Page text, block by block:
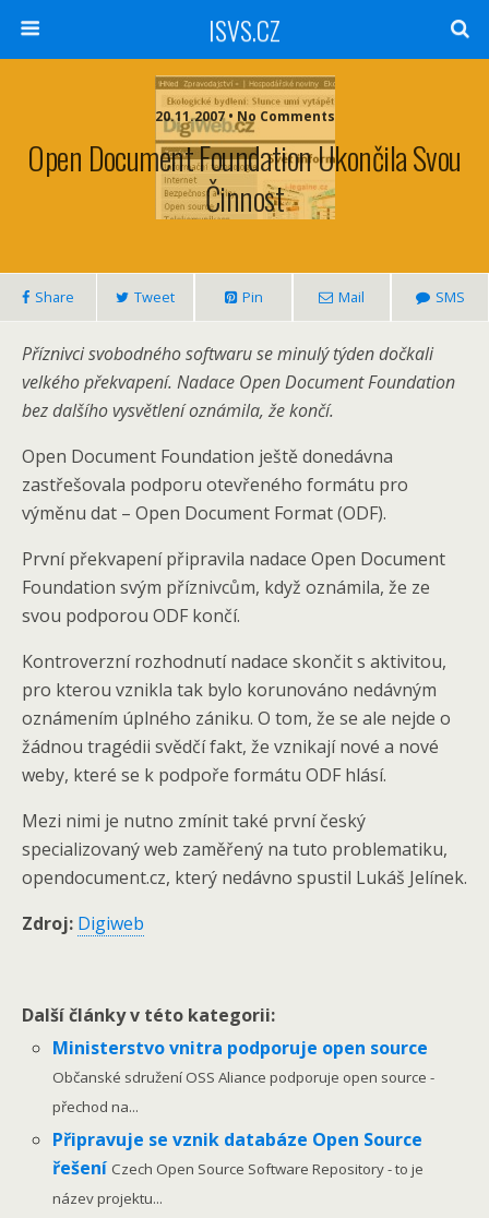
ISVS.CZ
20.11.2007 • No Comments
Open Document Foundation Ukončila Svou
Činnost
Share Tweet Pin Mail SMS
Příznivci svobodného softwaru se minulý týden dočkali
velkého překvapení. Nadace Open Document Foundation
bez dalšího vysvětlení oznámila, že končí.
Open Document Foundation ještě donedávna
zastřešovala podporu otevřeného formátu pro
výměnu dat – Open Document Format (ODF).
První překvapení připravila nadace Open Document
Foundation svým příznivcům, když oznámila, že ze
svou podporou ODF končí.
Kontroverzní rozhodnutí nadace skončit s aktivitou,
pro kterou vznikla tak bylo korunováno nedávným
oznámením úplného zániku. O tom, že se ale nejde o
žádnou tragédii svědčí fakt, že vznikají nové a nové
weby, které se k podpoře formátu ODF hlásí.
Mezi nimi je nutno zmínit také první český
specializovaný web zaměřený na tuto problematiku,
opendocument.cz, který nedávno spustil Lukáš Jelínek.
Zdroj: Digiweb
Další články v této kategorii:
Ministerstvo vnitra podporuje open source
Občanské sdružení OSS Aliance podporuje open source -
přechod na...
Připravuje se vznik databáze Open Source
řešení Czech Open Source Software Repository - to je
název projektu...